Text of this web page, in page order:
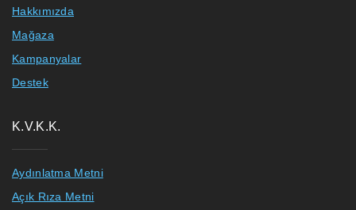
Hakkımızda
Mağaza
Kampanyalar
Destek
K.V.K.K.
Aydınlatma Metni
Açık Rıza Metni